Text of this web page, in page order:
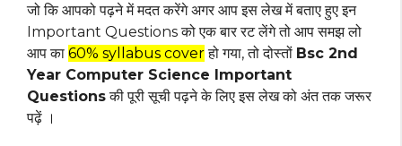
जो कि आपको पढ़ने में मदत करेंगे अगर आप इस लेख में बताए हुए इन
Important Questions को एक बार रट लेंगे तो आप समझ लो
आप का 60% syllabus coverहो गया, तो दोस्तों Bsc 2nd
Year Computer Science Important
Questionsकी पूरी सूची पढ़ने के लिए इस लेख को अंत तक जरूर
पढ़ें ।